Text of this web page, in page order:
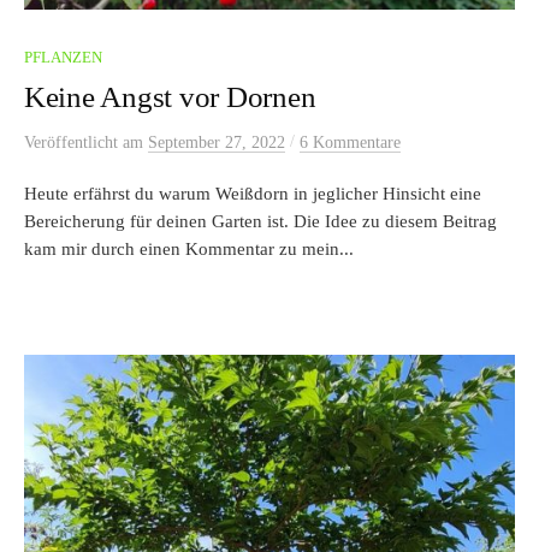
PFLANZEN
Keine Angst vor Dornen
Veröffentlicht am September 27, 2022 / 6 Kommentare
Heute erfährst du warum Weißdorn in jeglicher Hinsicht eine
Bereicherung für deinen Garten ist. Die Idee zu diesem Beitrag
kam mir durch einen Kommentar zu mein...